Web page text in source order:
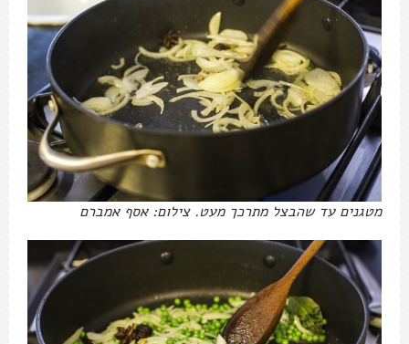
מטגנים עד שהבצל מתרכך מעט. צילום: אסף אמברם